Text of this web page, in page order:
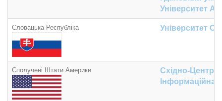
Університет
Словацька Республіка Університет
Сполучені Штати Америки
Східно-
Інформаційна